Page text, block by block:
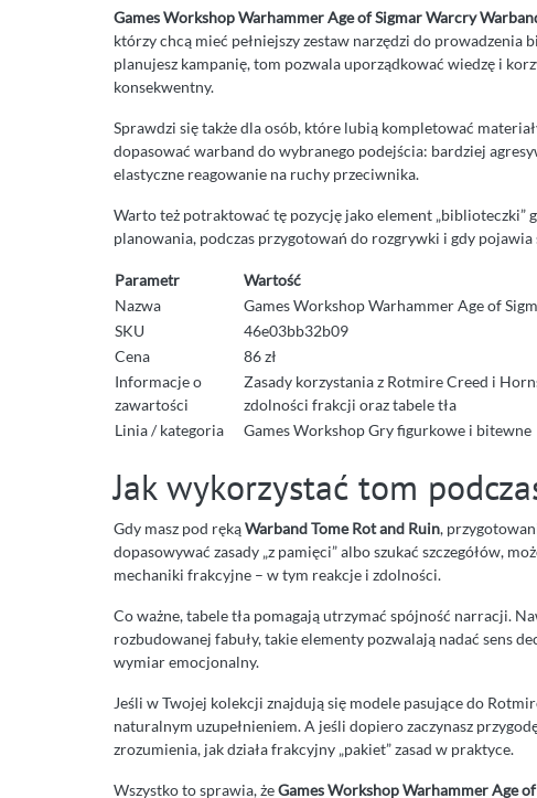
Games Workshop Warhammer Age of Sigmar Warcry
którzy chcą mieć pełniejszy zestaw narzędzi do prowadzenia
planujesz kampanię, tom pozwala uporządkować wiedzę i
konsekwentny.
Sprawdzi się także dla osób, które lubią kompletować
dopasować warband do wybranego podejścia: bardziej
elastyczne reagowanie na ruchy przeciwnika.
Warto też potraktować tę pozycję jako element „biblioteczki”
planowania, podczas przygotowań do rozgrywki i gdy
Parametr
Wartość
Nazwa
Games Workshop Warhammer Age of
SKU
46e03bb32b09
Cena
86 zł
Informacje o
zawartości
Zasady korzystania z Rotmire Creed i
zdolności frakcji oraz tabele tła
Linia / kategoria
Games Workshop Gry figurkowe i bitewne
Jak wykorzystać tom
Gdy masz pod rękąWarband Tome Rot and Ruin,
dopasowywać zasady „z pamięci” albo szukać szczegółów,
mechaniki frakcyjne – w tym reakcje i zdolności.
Co ważne, tabele tła pomagają utrzymać spójność narracji.
rozbudowanej fabuły, takie elementy pozwalają nadać sens
wymiar emocjonalny.
Jeśli w Twojej kolekcji znajdują się modele pasujące do
naturalnym uzupełnieniem. A jeśli dopiero zaczynasz
zrozumienia, jak działa frakcyjny „pakiet” zasad w praktyce.
Wszystko to sprawia, żeGames Workshop Warhammer Age